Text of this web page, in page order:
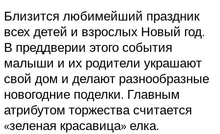
Близится любимейший праздник
всех детей и взрослых Новый год.
В преддверии этого события
малыши и их родители украшают
свой дом и делают разнообразные
новогодние поделки. Главным
атрибутом торжества считается
«зеленая красавица» елка.